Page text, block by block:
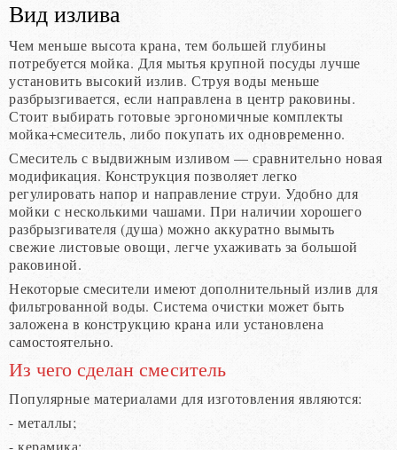
Вид излива
Чем меньше высота крана, тем большей глубины
потребуется мойка. Для мытья крупной посуды лучше
установить высокий излив. Струя воды меньше
разбрызгивается, если направлена в центр раковины.
Стоит выбирать готовые эргономичные комплекты
мойка+смеситель, либо покупать их одновременно.
Смеситель с выдвижным изливом — сравнительно новая
модификация. Конструкция позволяет легко
регулировать напор и направление струи. Удобно для
мойки с несколькими чашами. При наличии хорошего
разбрызгивателя (душа) можно аккуратно вымыть
свежие листовые овощи, легче ухаживать за большой
раковиной.
Некоторые смесители имеют дополнительный излив для
фильтрованной воды. Система очистки может быть
заложена в конструкцию крана или установлена
самостоятельно.
Из чего сделан смеситель
Популярные материалами для изготовления являются:
- металлы;
- керамика;